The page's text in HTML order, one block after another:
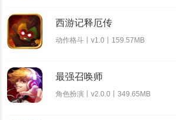
西游记释厄传
动作格斗丨v1.0丨159.57MB
最强召唤师
角色扮演丨v2.0.0丨349.65MB